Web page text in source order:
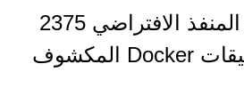
يغطي التحليل المنفذ الافتراضي 2375
لواجهة برمجة تطبيقات Docker المكشوف